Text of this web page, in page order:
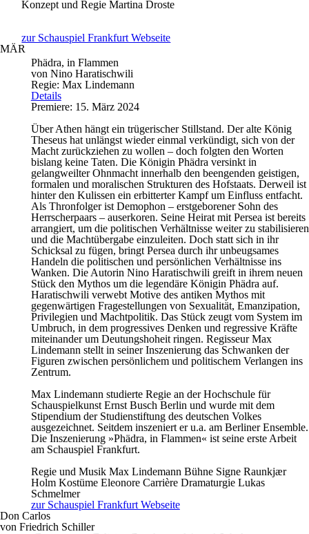
Konzept und Regie Martina Droste
zur Schauspiel Frankfurt Webseite
MÄR
Phädra, in Flammen
von Nino Haratischwili
Regie: Max Lindemann
Details
Premiere: 15. März 2024
Über Athen hängt ein trügerischer Stillstand. Der alte König
Theseus hat unlängst wieder einmal verkündigt, sich von der
Macht zurückziehen zu wollen – doch folgten den Worten
bislang keine Taten. Die Königin Phädra versinkt in
gelangweilter Ohnmacht innerhalb den beengenden geistigen,
formalen und moralischen Strukturen des Hofstaats. Derweil ist
hinter den Kulissen ein erbitterter Kampf um Einfluss entfacht.
Als Thronfolger ist Demophon – erstgeborener Sohn des
Herrscherpaars – auserkoren. Seine Heirat mit Persea ist bereits
arrangiert, um die politischen Verhältnisse weiter zu stabilisieren
und die Machtübergabe einzuleiten. Doch statt sich in ihr
Schicksal zu fügen, bringt Persea durch ihr unbeugsames
Handeln die politischen und persönlichen Verhältnisse ins
Wanken. Die Autorin Nino Haratischwili greift in ihrem neuen
Stück den Mythos um die legendäre Königin Phädra auf.
Haratischwili verwebt Motive des antiken Mythos mit
gegenwärtigen Fragestellungen von Sexualität, Emanzipation,
Privilegien und Machtpolitik. Das Stück zeugt vom System im
Umbruch, in dem progressives Denken und regressive Kräfte
miteinander um Deutungshoheit ringen. Regisseur Max
Lindemann stellt in seiner Inszenierung das Schwanken der
Figuren zwischen persönlichem und politischem Verlangen ins
Zentrum.
Max Lindemann studierte Regie an der Hochschule für
Schauspielkunst Ernst Busch Berlin und wurde mit dem
Stipendium der Studienstiftung des deutschen Volkes
ausgezeichnet. Seitdem inszeniert er u.a. am Berliner Ensemble.
Die Inszenierung »Phädra, in Flammen« ist seine erste Arbeit
am Schauspiel Frankfurt.
Regie und MusikMax Lindemann BühneSigne Raunkjær
Holm KostümeEleonore Carrière DramaturgieLukas
Schmelmer
zur Schauspiel Frankfurt Webseite
Don Carlos
von Friedrich Schiller